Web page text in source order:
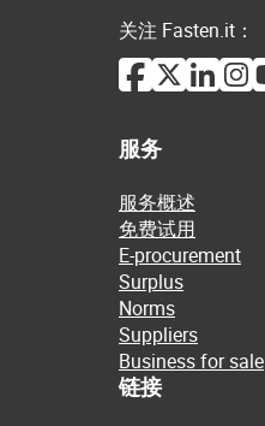
关注 Fasten.it：
服务
服务概述
免费试用
E-procurement
Surplus
Norms
Suppliers
Business for sale
链接